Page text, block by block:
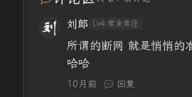
刘郎 Lv4.常来常往
所谓的断网 就是悄悄的
哈哈
10月前 回复